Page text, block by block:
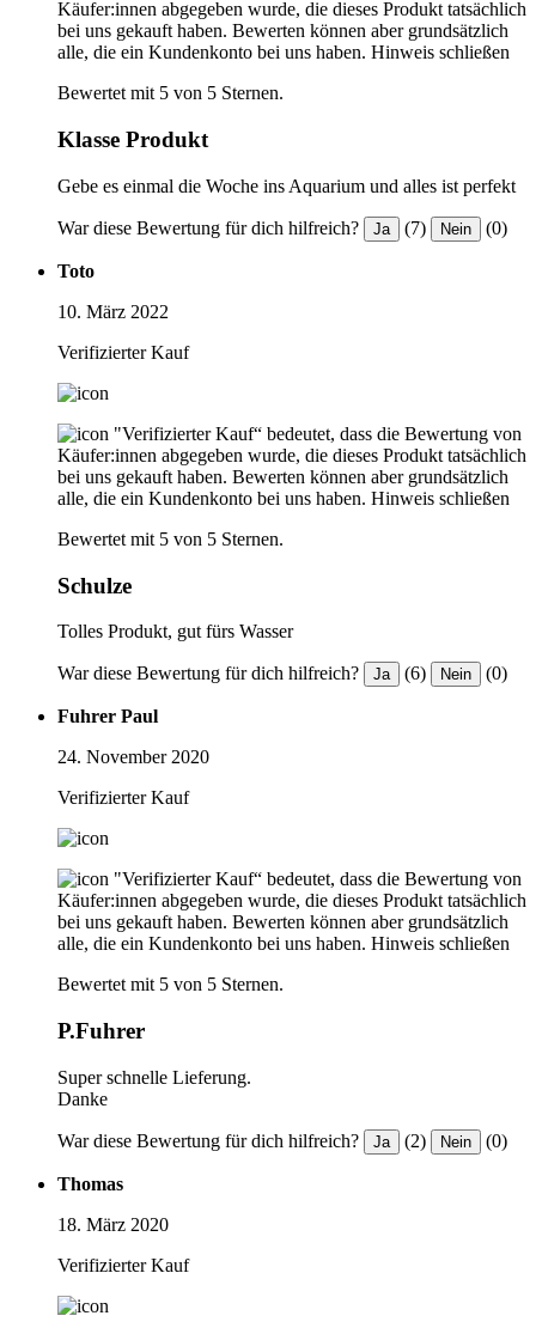
Käufer:innen abgegeben wurde, die dieses Produkt tatsächlich
bei uns gekauft haben. Bewerten können aber grundsätzlich
alle, die ein Kundenkonto bei uns haben. Hinweis schließen
Bewertet mit 5 von 5 Sternen.
Klasse Produkt
Gebe es einmal die Woche ins Aquarium und alles ist perfekt
War diese Bewertung für dich hilfreich? Ja (7) Nein (0)
Toto
10. März 2022
Verifizierter Kauf
"Verifizierter Kauf“ bedeutet, dass die Bewertung von
Käufer:innen abgegeben wurde, die dieses Produkt tatsächlich
bei uns gekauft haben. Bewerten können aber grundsätzlich
alle, die ein Kundenkonto bei uns haben. Hinweis schließen
Bewertet mit 5 von 5 Sternen.
Schulze
Tolles Produkt, gut fürs Wasser
War diese Bewertung für dich hilfreich? Ja (6) Nein (0)
Fuhrer Paul
24. November 2020
Verifizierter Kauf
"Verifizierter Kauf“ bedeutet, dass die Bewertung von
Käufer:innen abgegeben wurde, die dieses Produkt tatsächlich
bei uns gekauft haben. Bewerten können aber grundsätzlich
alle, die ein Kundenkonto bei uns haben. Hinweis schließen
Bewertet mit 5 von 5 Sternen.
P.Fuhrer
Super schnelle Lieferung.
Danke
War diese Bewertung für dich hilfreich? Ja (2) Nein (0)
Thomas
18. März 2020
Verifizierter Kauf